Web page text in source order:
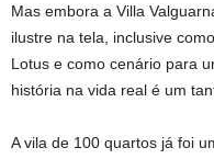
Mas embora a Villa
ilustre na tela, inclusive
Lotus e como cenário para
história na vida real é um
A vila de 100 quartos já foi